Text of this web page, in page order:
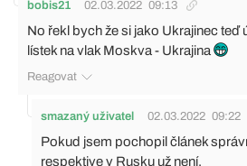
bobis21 02.03.2022 09:13
No řekl bych že si jako Ukrajinec teď
lístek na vlak Moskva - Ukrajina
Reagovat
smazaný uživatel 02.03.2022 09:22
Pokud jsem pochopil článek
respektive v Rusku už není.